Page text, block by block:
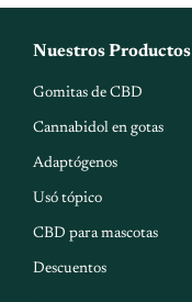
Nuestros Productos
Gomitas de CBD
Cannabidol en gotas
Adaptógenos
Usó tópico
CBD para mascotas
Descuentos